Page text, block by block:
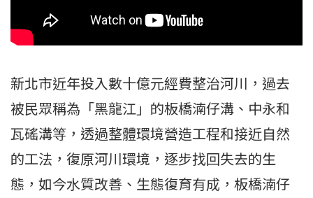
新北市近年投入數十億元經費整治河川，過去
被民眾稱為「黑龍江」的板橋湳仔溝、中永和
瓦磘溝等，透過整體環境營造工程和接近自然
的工法，復原河川環境，逐步找回失去的生
態，如今水質改善、生態復育有成，板橋湳仔